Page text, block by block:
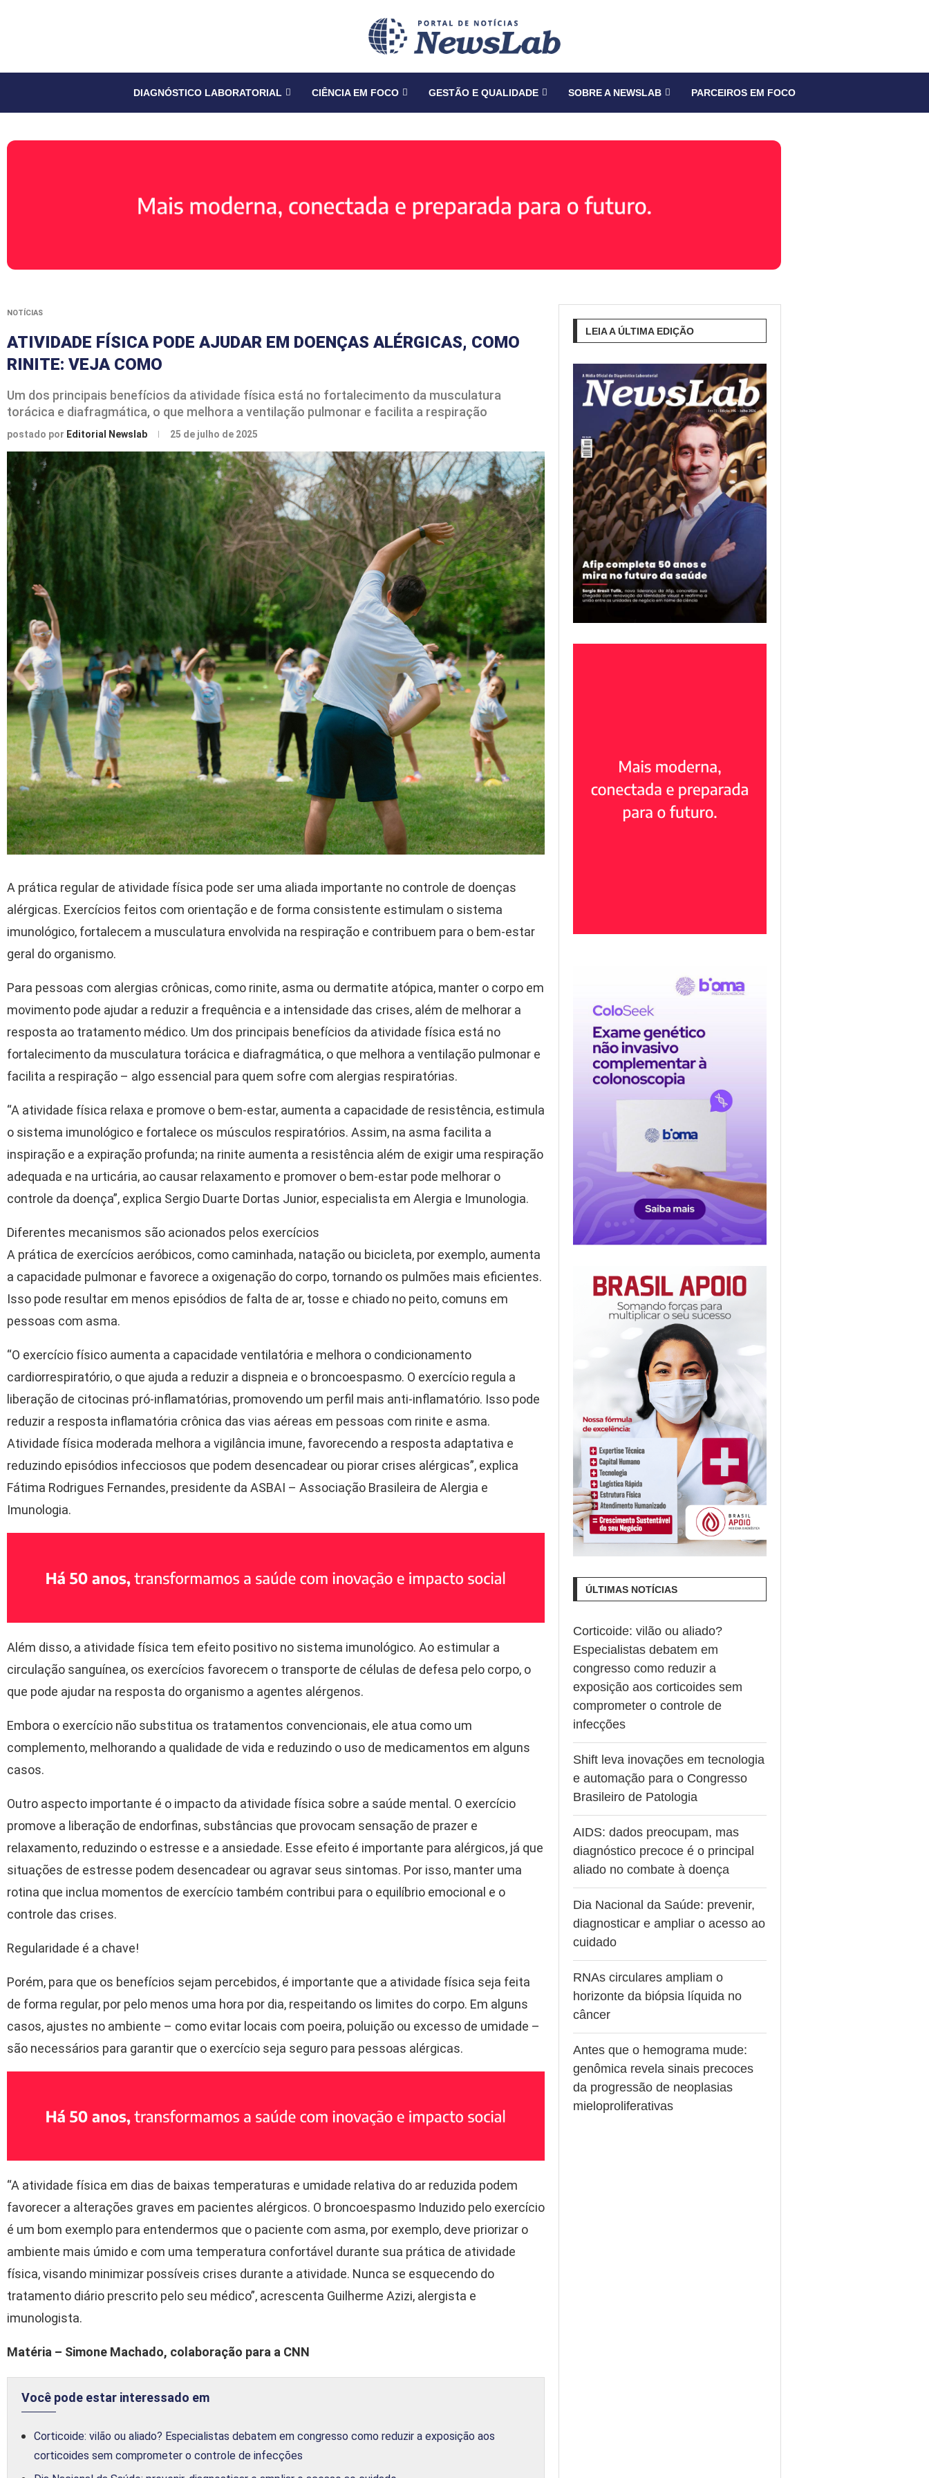
DIAGNÓSTICO LABORATORIAL CIÊNCIA EM FOCO GESTÃO E QUALIDADE SOBRE A NEWSLAB PARCEIROS EM FOCO
NOTÍCIAS
ATIVIDADE FÍSICA PODE AJUDAR EM DOENÇAS ALÉRGICAS, COMO
RINITE: VEJA COMO
Um dos principais benefícios da atividade física está no fortalecimento da musculatura
torácica e diafragmática, o que melhora a ventilação pulmonar e facilita a respiração
postado por Editorial Newslab 25 de julho de 2025
A prática regular de atividade física pode ser uma aliada importante no controle de doenças
alérgicas. Exercícios feitos com orientação e de forma consistente estimulam o sistema
imunológico, fortalecem a musculatura envolvida na respiração e contribuem para o bem-estar
geral do organismo.
Para pessoas com alergias crônicas, como rinite, asma ou dermatite atópica, manter o corpo em
movimento pode ajudar a reduzir a frequência e a intensidade das crises, além de melhorar a
resposta ao tratamento médico. Um dos principais benefícios da atividade física está no
fortalecimento da musculatura torácica e diafragmática, o que melhora a ventilação pulmonar e
facilita a respiração – algo essencial para quem sofre com alergias respiratórias.
“A atividade física relaxa e promove o bem-estar, aumenta a capacidade de resistência, estimula
o sistema imunológico e fortalece os músculos respiratórios. Assim, na asma facilita a
inspiração e a expiração profunda; na rinite aumenta a resistência além de exigir uma respiração
adequada e na urticária, ao causar relaxamento e promover o bem-estar pode melhorar o
controle da doença”, explica Sergio Duarte Dortas Junior, especialista em Alergia e Imunologia.
Diferentes mecanismos são acionados pelos exercícios
A prática de exercícios aeróbicos, como caminhada, natação ou bicicleta, por exemplo, aumenta
a capacidade pulmonar e favorece a oxigenação do corpo, tornando os pulmões mais eficientes.
Isso pode resultar em menos episódios de falta de ar, tosse e chiado no peito, comuns em
pessoas com asma.
“O exercício físico aumenta a capacidade ventilatória e melhora o condicionamento
cardiorrespiratório, o que ajuda a reduzir a dispneia e o broncoespasmo. O exercício regula a
liberação de citocinas pró-inflamatórias, promovendo um perfil mais anti-inflamatório. Isso pode
reduzir a resposta inflamatória crônica das vias aéreas em pessoas com rinite e asma.
Atividade física moderada melhora a vigilância imune, favorecendo a resposta adaptativa e
reduzindo episódios infecciosos que podem desencadear ou piorar crises alérgicas”, explica
Fátima Rodrigues Fernandes, presidente da ASBAI – Associação Brasileira de Alergia e
Imunologia.
Além disso, a atividade física tem efeito positivo no sistema imunológico. Ao estimular a
circulação sanguínea, os exercícios favorecem o transporte de células de defesa pelo corpo, o
que pode ajudar na resposta do organismo a agentes alérgenos.
Embora o exercício não substitua os tratamentos convencionais, ele atua como um
complemento, melhorando a qualidade de vida e reduzindo o uso de medicamentos em alguns
casos.
Outro aspecto importante é o impacto da atividade física sobre a saúde mental. O exercício
promove a liberação de endorfinas, substâncias que provocam sensação de prazer e
relaxamento, reduzindo o estresse e a ansiedade. Esse efeito é importante para alérgicos, já que
situações de estresse podem desencadear ou agravar seus sintomas. Por isso, manter uma
rotina que inclua momentos de exercício também contribui para o equilíbrio emocional e o
controle das crises.
Regularidade é a chave!
Porém, para que os benefícios sejam percebidos, é importante que a atividade física seja feita
de forma regular, por pelo menos uma hora por dia, respeitando os limites do corpo. Em alguns
casos, ajustes no ambiente – como evitar locais com poeira, poluição ou excesso de umidade –
são necessários para garantir que o exercício seja seguro para pessoas alérgicas.
“A atividade física em dias de baixas temperaturas e umidade relativa do ar reduzida podem
favorecer a alterações graves em pacientes alérgicos. O broncoespasmo Induzido pelo exercício
é um bom exemplo para entendermos que o paciente com asma, por exemplo, deve priorizar o
ambiente mais úmido e com uma temperatura confortável durante sua prática de atividade
física, visando minimizar possíveis crises durante a atividade. Nunca se esquecendo do
tratamento diário prescrito pelo seu médico”, acrescenta Guilherme Azizi, alergista e
imunologista.
Matéria – Simone Machado, colaboração para a CNN
Você pode estar interessado em
Corticoide: vilão ou aliado? Especialistas debatem em congresso como reduzir a exposição aos
corticoides sem comprometer o controle de infecções
LEIA A ÚLTIMA EDIÇÃO
ÚLTIMAS NOTÍCIAS
Corticoide: vilão ou aliado?
Especialistas debatem em
congresso como reduzir a
exposição aos corticoides sem
comprometer o controle de
infecções
Shift leva inovações em tecnologia
e automação para o Congresso
Brasileiro de Patologia
AIDS: dados preocupam, mas
diagnóstico precoce é o principal
aliado no combate à doença
Dia Nacional da Saúde: prevenir,
diagnosticar e ampliar o acesso ao
cuidado
RNAs circulares ampliam o
horizonte da biópsia líquida no
câncer
Antes que o hemograma mude:
genômica revela sinais precoces
da progressão de neoplasias
mieloproliferativas